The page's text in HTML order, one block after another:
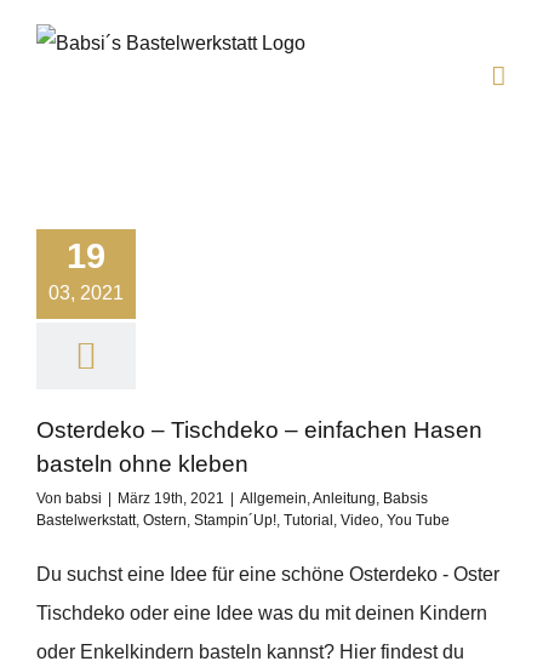
19
03, 2021
Osterdeko – Tischdeko – einfachen Hasen
basteln ohne kleben
Von babsi März 19th, 2021 Allgemein,Anleitung, Babsis
Bastelwerkstatt, Ostern, Stampin´Up!, Tutorial , Video, You Tube
Du suchst eine Idee für eine schöne Osterdeko - Oster
Tischdeko oder eine Idee was du mit deinen Kindern
oder Enkelkindern basteln kannst? Hier findest du